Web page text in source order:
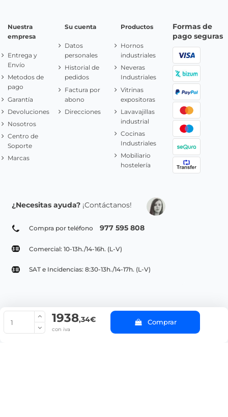
1938,34€
con iva
Comprar
Nuestra
empresa
Entrega y
Envío
Metodos de
pago
Garantía
Devoluciones
Nosotros
Centro de
Soporte
Marcas
Su cuenta
Datos
personales
Historial de
pedidos
Factura por
abono
Direcciones
Productos
Hornos
industriales
Neveras
Industriales
Vitrinas
expositoras
Lavavajillas
industrial
Cocinas
Industriales
Mobiliario
hostelería
Formas de
pago seguras
¿Necesitas ayuda? ¡Contáctanos!
Compra por teléfono 977 595 808
Comercial: 10-13h./14-16h. (L-V)
SAT e Incidencias: 8:30-13h./14-17h. (L-V)
© Copyright 2022 PepeBar.com | Política de cookies |
Aviso legal y
Condiciones generales de compra |